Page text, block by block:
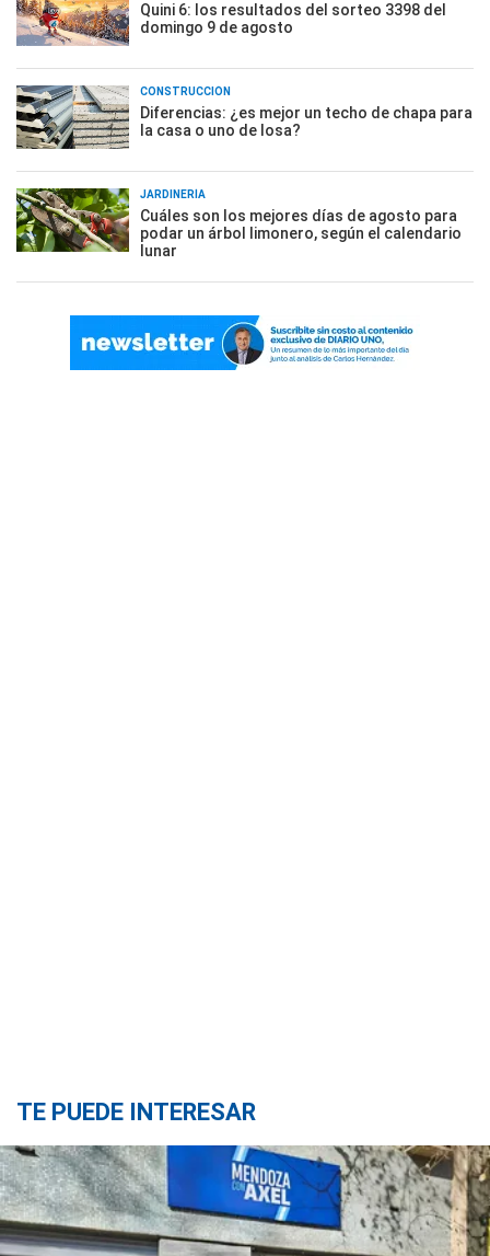
Quini 6: los resultados del sorteo 3398 del
domingo 9 de agosto
CONSTRUCCIÓN
Diferencias: ¿es mejor un techo de chapa para
la casa o uno de losa?
JARDINERÍA
Cuáles son los mejores días de agosto para
podar un árbol limonero, según el calendario
lunar
TE PUEDE INTERESAR